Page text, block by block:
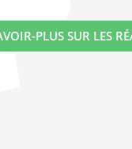
PLUS SUR LES